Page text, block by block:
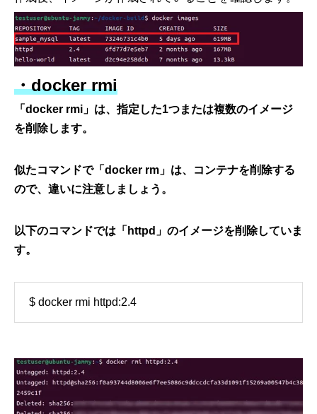
・docker rmi
「docker rmi」は、指定した1つまたは複数のイメージ
を削除します。
似たコマンドで「docker rm」は、コンテナを削除する
ので、違いに注意しましょう。
以下のコマンドでは「httpd」のイメージを削除していま
す。
$ docker rmi httpd:2.4